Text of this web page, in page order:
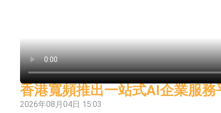
浙江证监局对财通证券股份有限公司采取出
山金国际：港股上市工作正常推进中
香港寬頻推出一站式AI企業服務
2026年08月04日 15:03